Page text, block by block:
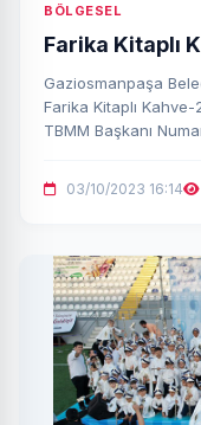
BÖLGESEL
Farika Kitaplı
Gaziosmanpaşa
Farika Kitaplı
TBMM Başkanı
03/10/2023 16:14